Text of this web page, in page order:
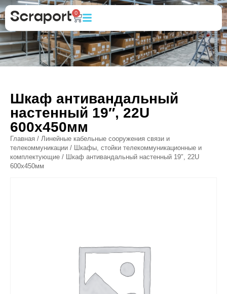
0
Шкаф антивандальный
настенный 19″, 22U
600х450мм
Главная / Линейные кабельные сооружения связи и
телекоммуникации / Шкафы, стойки телекоммуникационные и
комплектующие / Шкаф антивандальный настенный 19″, 22U
600х450мм